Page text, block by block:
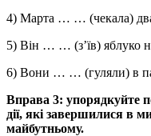
4) Марта … … (чекала)
5) Він … … (з’їв) яблуко
6) Вони … … (гуляли) в
Вправа 3: упорядкуйте
дії, які завершилися в
майбутньому.